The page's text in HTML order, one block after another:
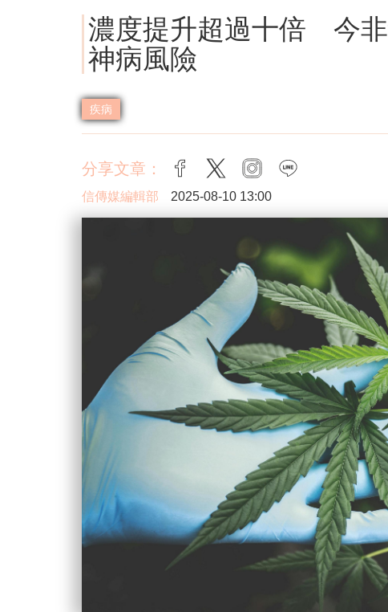
濃度提升超過十倍 今
神病風險
疾病
分享文章： facebook
twitter instagram
信傳媒編輯部 2025-08-10 13:00